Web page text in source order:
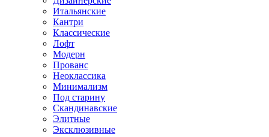
Итальянские
Кантри
Классические
Лофт
Модерн
Прованс
Неоклассика
Минимализм
Под старину
Скандинавские
Элитные
Эксклюзивные